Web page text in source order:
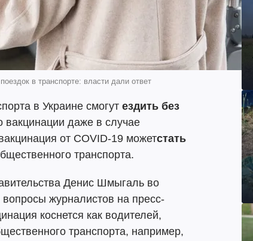
в транспорте: власти дали ответ
в Украине смогут ездить без
вакцинации даже в случае
от COVID-19 можетстать
транспорта.
Денис Шмыгаль во
вопросы журналистов на пресс-
коснется как водителей,
транспорта, например,